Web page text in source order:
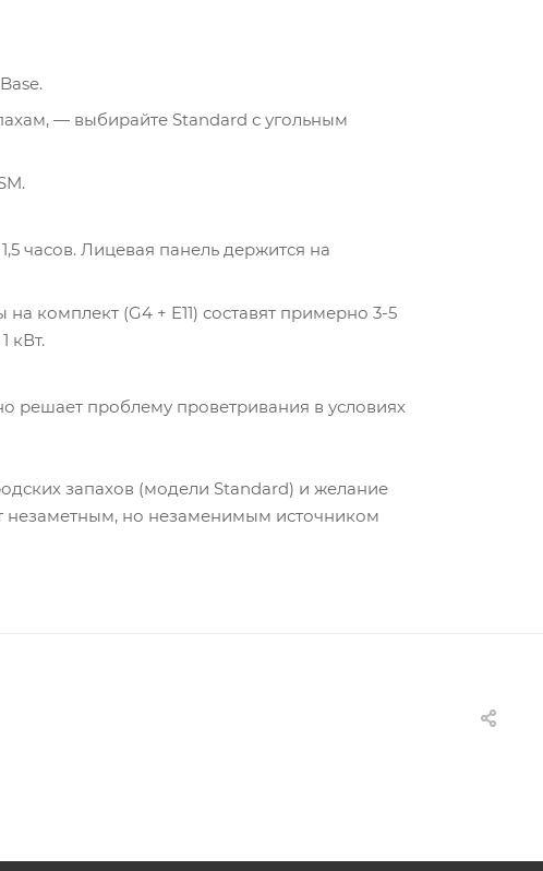
— выбирайте Standard с угольным
часов. Лицевая панель держится на
комплект (G4 + E11) составят примерно 3-5
кВт.
решает проблему проветривания в условиях
запахов (модели Standard) и желание
незаметным, но незаменимым источником